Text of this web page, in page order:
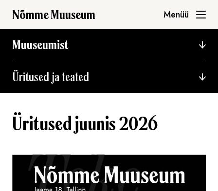
Nõmme Muuseum Menüü
Muuseumist
Üritused ja teated
Üritused juunis 2026